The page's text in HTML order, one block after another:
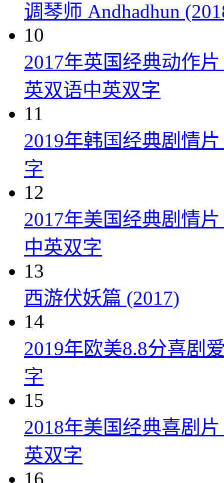
调琴师 Andhadhun
10
2017年英国经典动作
英双语中英双字
11
2019年韩国经典剧情
字
12
2017年美国经典剧情
中英双字
13
西游伏妖篇 (2017)
14
2019年欧美8.8分喜剧
字
15
2018年美国经典喜剧
英双字